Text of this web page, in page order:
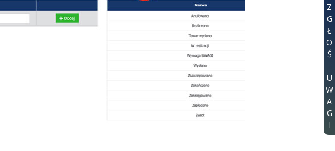
Z
G
Ł
O
Ś
U
W
A
G
I